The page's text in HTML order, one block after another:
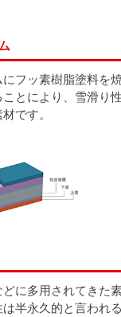
フッ素樹脂塗料を
とにより、雪滑り
です。
に多用されてきた
半永久的と言われ